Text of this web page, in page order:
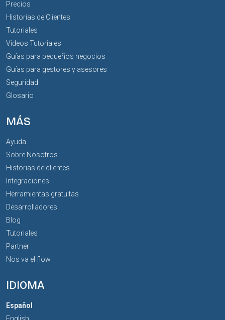
Precios
Historias de Clientes
Tutoriales
Vídeos Tutoriales
Guías para pequeños negocios
Guías para gestores y asesores
Seguridad
Glosario
MÁS
Ayuda
Sobre Nosotros
Historias de clientes
Integraciones
Herramientas gratuitas
Desarrolladores
Blog
Tutoriales
Partner
Nos va el flow
IDIOMA
Español
English